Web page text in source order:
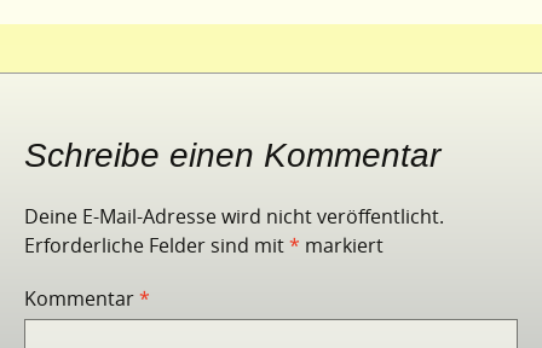
Schreibe einen Kommentar
Deine E-Mail-Adresse wird nicht veröffentlicht.
Erforderliche Felder sind mit* markiert
Kommentar*